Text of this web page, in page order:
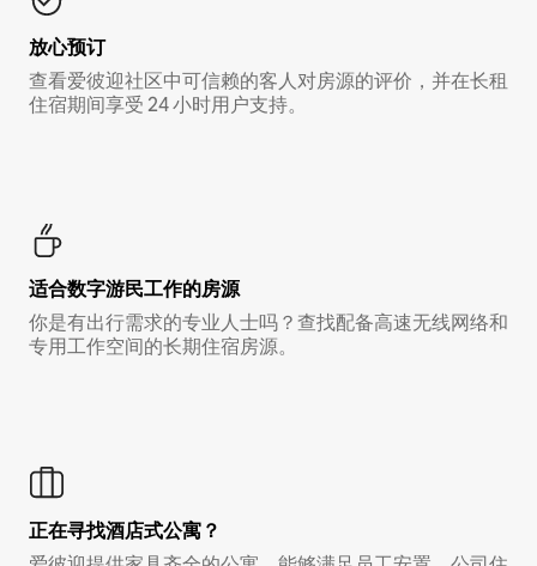
放心预订
查看爱彼迎社区中可信赖的客人对房源的评价，并在长租
住宿期间享受 24 小时用户支持。
适合数字游民工作的房源
你是有出行需求的专业人士吗？查找配备高速无线网络和
专用工作空间的长期住宿房源。
正在寻找酒店式公寓？